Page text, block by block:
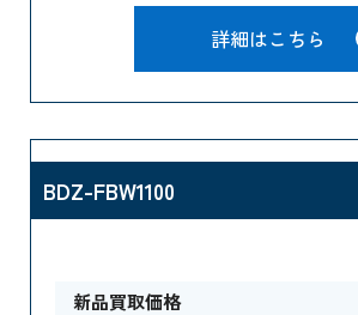
詳細はこちら
BDZ-FBW1100
新品買取価格